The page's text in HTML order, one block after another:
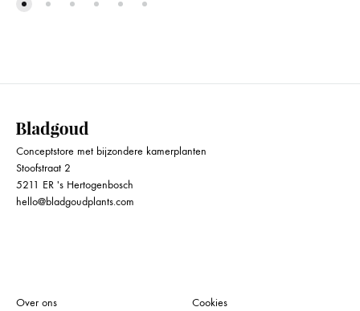
Conceptstore met bijzondere kamerplanten
Stoofstraat 2
5211 ER 's Hertogenbosch
hello@bladgoudplants.com
Over ons Cookies